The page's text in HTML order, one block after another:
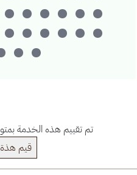
تم تقييم هذه الخدمة
قيم